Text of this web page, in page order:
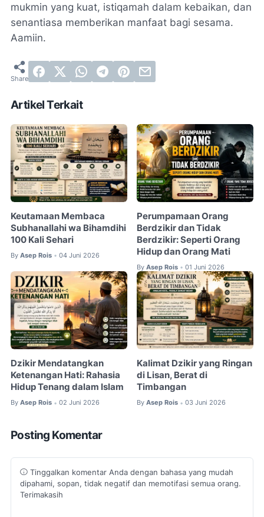
mukmin yang kuat, istiqamah dalam kebaikan, dan
senantiasa memberikan manfaat bagi sesama.
Aamiin.
Artikel Terkait
Keutamaan Membaca
Subhanallahi wa Bihamdihi
100 Kali Sehari
By Asep Rois • 04 Juni 2026
Perumpamaan Orang
Berdzikir dan Tidak
Berdzikir: Seperti Orang
Hidup dan Orang Mati
By Asep Rois • 01 Juni 2026
Dzikir Mendatangkan
Ketenangan Hati: Rahasia
Hidup Tenang dalam Islam
By Asep Rois • 02 Juni 2026
Kalimat Dzikir yang Ringan
di Lisan, Berat di
Timbangan
By Asep Rois • 03 Juni 2026
Posting Komentar
Tinggalkan komentar Anda dengan bahasa yang mudah
dipahami, sopan, tidak negatif dan memotifasi semua orang.
Terimakasih